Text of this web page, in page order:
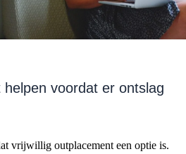
voordat er ontslag
vrijwillig outplacement een optie is.